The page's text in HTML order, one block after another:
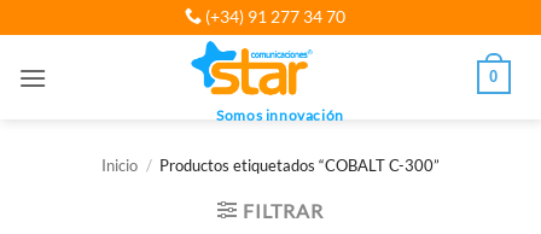
al
(+34) 91 277 34 70
Somos innovación
0
Inicio / Productos etiquetados “COBALT C-300”
FILTRAR